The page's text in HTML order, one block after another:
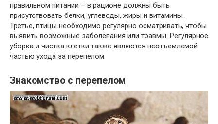
правильном питании – в рационе должны быть
присутствовать белки, углеводы, жиры и витамины.
Третье, птицы необходимо регулярно осматривать, чтобы
выявить возможные заболевания или травмы. Регулярное
уборка и чистка клетки также являются неотъемлемой
частью ухода за перепелом.
Знакомство с перепелом